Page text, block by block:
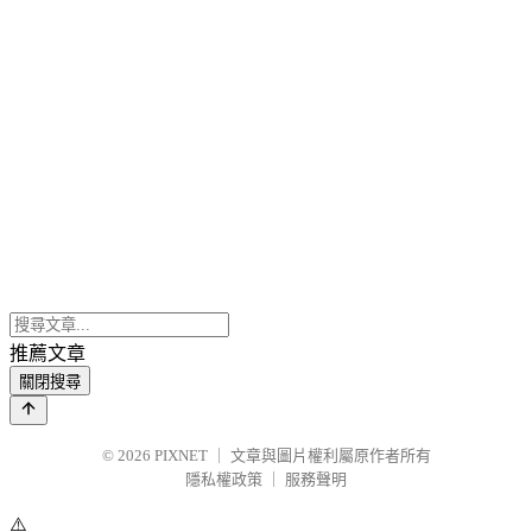
推薦文章
關閉搜尋
© 2026 PIXNET
文章與圖片權利屬原作者所有
隱私權政策
服務聲明
⚠️